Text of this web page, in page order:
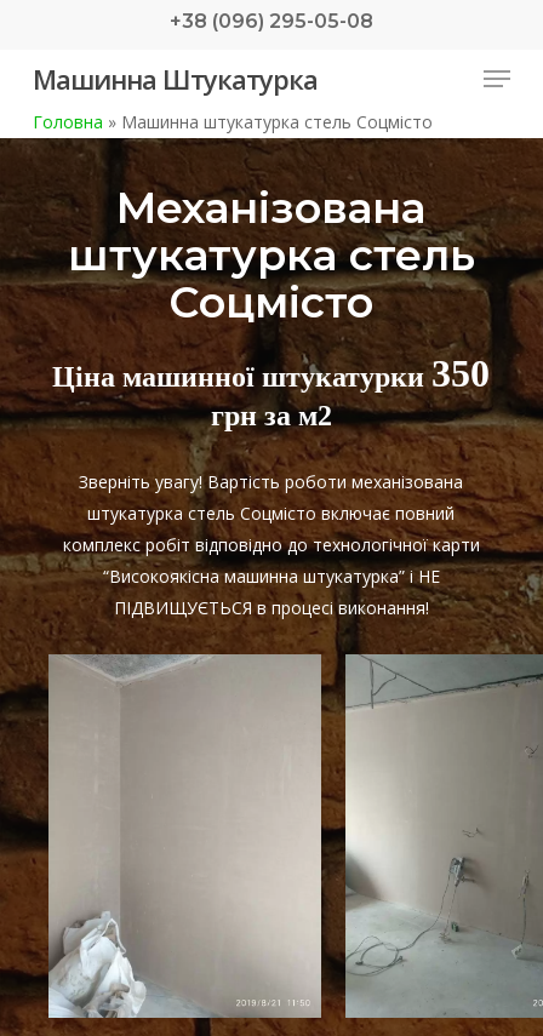
main
+38 (096) 295-05-08
Машинна Штукатурка Menu
Головна »Машинна штукатурка стель Соцмісто
Механізована
штукатурка стель
Соцмісто
Ціна машинної штукатурки350
грн за м2
Зверніть увагу! Вартість роботи механізована
штукатурка стель Соцмісто включає повний
комплекс робіт відповідно до технологічної карти
“Високоякісна машинна штукатурка” і НЕ
ПІДВИЩУЄТЬСЯ в процесі виконання!